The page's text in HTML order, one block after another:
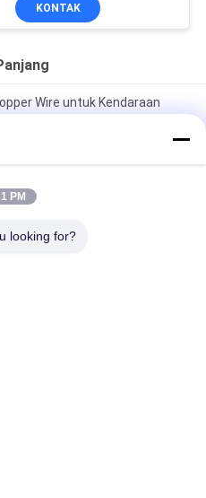
KONTAK
Wire untuk Kendaraan
Wire Tembaga Lapisan
persegi panjang super tipis
PM
looking for?